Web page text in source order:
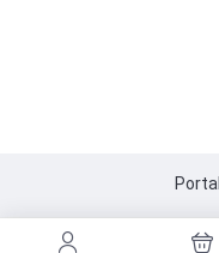
Portal